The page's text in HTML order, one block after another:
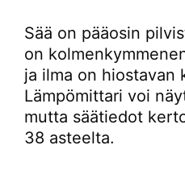
Sää on pääosin
on
ja ilma on hiostavan
Lämpömittari voi
mutta säätiedot
38 asteelta.